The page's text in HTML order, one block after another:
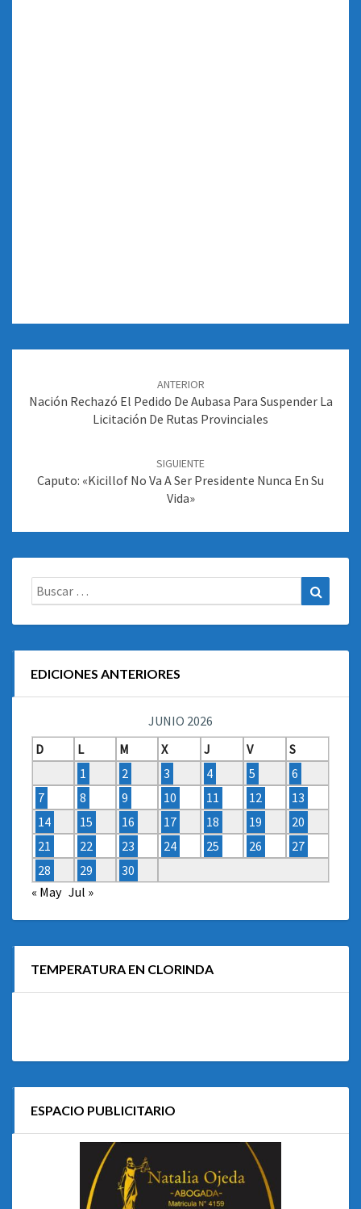
entradas
ANTERIOR
Nación Rechazó El Pedido De Aubasa Para Suspender La
Licitación De Rutas Provinciales
SIGUIENTE
Caputo: «Kicillof No Va A Ser Presidente Nunca En Su
Vida»
Buscar:
EDICIONES ANTERIORES
JUNIO 2026
D
L M X J V
S
1
2 3 4 5
6
7
8 9 10 11 12
13
14
15 16 17 18 19
20
21
22 23 24 25 26
27
28
29
30
« May Jul »
TEMPERATURA EN CLORINDA
ESPACIO PUBLICITARIO